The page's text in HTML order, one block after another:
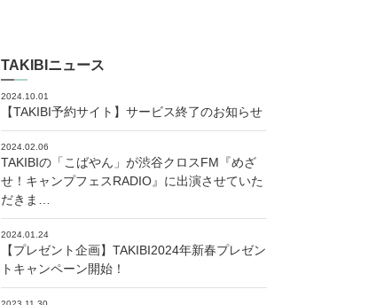
TAKIBIニュース
2024.10.01
【TAKIBI予約サイト】サービス終了のお知らせ
2024.02.06
TAKIBIの「こばやん」が渋谷クロスFM『めざ
せ！キャンプフェスRADIO』に出演させていた
だきま…
2024.01.24
【プレゼント企画】TAKIBI2024年新春プレゼン
トキャンペーン開始！